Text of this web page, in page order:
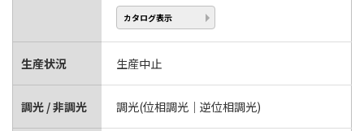
カタログ表示
生産状況 生産中止
調光 / 非調光 調光(位相調光｜逆位相調光)